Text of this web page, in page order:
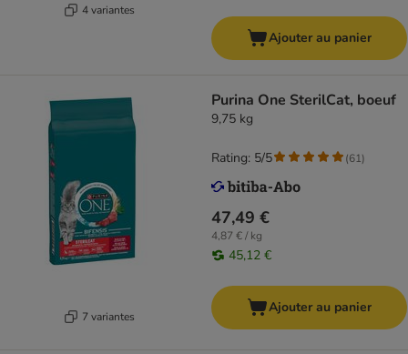
4 variantes
Ajouter au panier
7 variantes
Purina One SterilCat, boeuf
9,75 kg
47,49 €
4,87 € / kg
45,12 €
Rating: 5/5 (61)
Ajouter au panier